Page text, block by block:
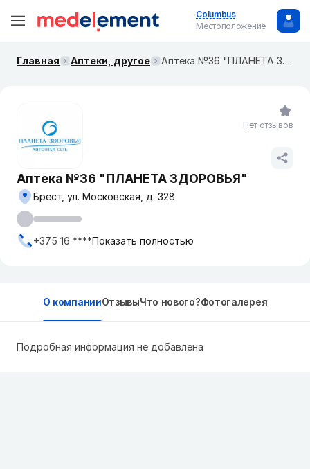
Columbus
Местоположение
Главная Аптеки, другое Аптека №36 "ПЛАНЕТА ЗДОРОВЬЯ"
Аптека №36 "ПЛАНЕТА ЗДОРОВЬЯ"
Брест, ул. Московская, д. 328
+375 16 ****Показать полностью
Нет отзывов
О компанииОтзывыЧто нового?Фотогалерея
Подробная информация не добавлена